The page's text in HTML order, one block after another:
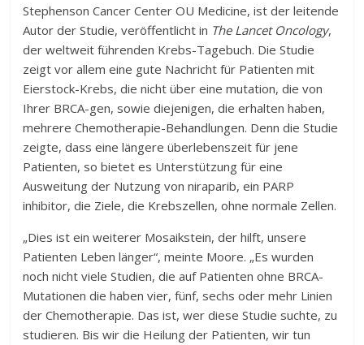
Stephenson Cancer Center OU Medicine, ist der leitende
Autor der Studie, veröffentlicht in The Lancet Oncology,
der weltweit führenden Krebs-Tagebuch. Die Studie
zeigt vor allem eine gute Nachricht für Patienten mit
Eierstock-Krebs, die nicht über eine mutation, die von
Ihrer BRCA-gen, sowie diejenigen, die erhalten haben,
mehrere Chemotherapie-Behandlungen. Denn die Studie
zeigte, dass eine längere überlebenszeit für jene
Patienten, so bietet es Unterstützung für eine
Ausweitung der Nutzung von niraparib, ein PARP
inhibitor, die Ziele, die Krebszellen, ohne normale Zellen.
„Dies ist ein weiterer Mosaikstein, der hilft, unsere
Patienten Leben länger“, meinte Moore. „Es wurden
noch nicht viele Studien, die auf Patienten ohne BRCA-
Mutationen die haben vier, fünf, sechs oder mehr Linien
der Chemotherapie. Das ist, wer diese Studie suchte, zu
studieren. Bis wir die Heilung der Patienten, wir tun